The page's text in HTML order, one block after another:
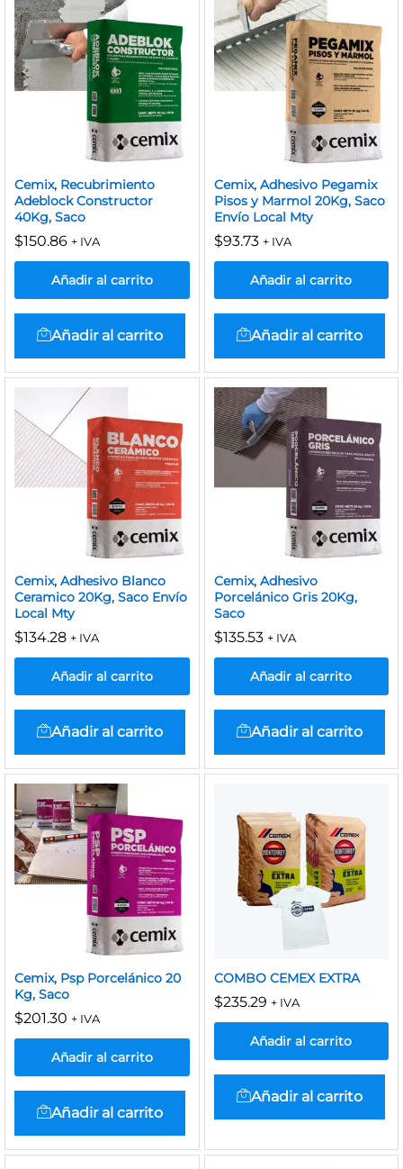
Cemix, Recubrimiento
Adeblock Constructor
40Kg, Saco
$150.86 + IVA
Añadir al carrito
Añadir al carrito
Cemix, Adhesivo Pegamix
Pisos y Marmol 20Kg, Saco
Envío Local Mty
$93.73 + IVA
Añadir al carrito
Añadir al carrito
Cemix, Adhesivo Blanco
Ceramico 20Kg, Saco Envío
Local Mty
$134.28 + IVA
Añadir al carrito
Añadir al carrito
Cemix, Adhesivo
Porcelánico Gris 20Kg,
Saco
$135.53 + IVA
Añadir al carrito
Añadir al carrito
Cemix, Psp Porcelánico 20
Kg, Saco
$201.30 + IVA
Añadir al carrito
Añadir al carrito
COMBO CEMEX EXTRA
$235.29 + IVA
Añadir al carrito
Añadir al carrito